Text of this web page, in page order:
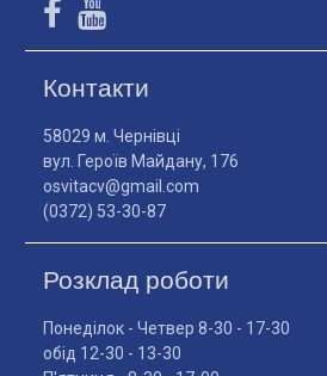
Контакти
58029 м. Чернівці
вул. Героїв Майдану, 176
osvitacv@gmail.com
(0372) 53-30-87
Розклад роботи
Понеділок - Четвер 8-30 - 17-30
обід 12-30 - 13-30